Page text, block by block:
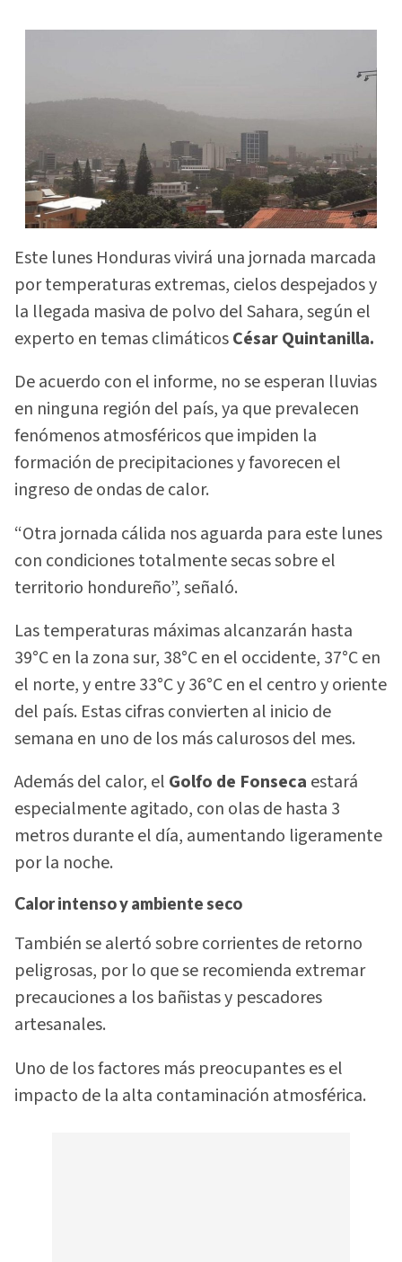
Este lunes Honduras vivirá una jornada marcada
por temperaturas extremas, cielos despejados y
la llegada masiva de polvo del Sahara, según el
experto en temas climáticosCésar Quintanilla.
De acuerdo con el informe, no se esperan lluvias
en ninguna región del país, ya que prevalecen
fenómenos atmosféricos que impiden la
formación de precipitaciones y favorecen el
ingreso de ondas de calor.
“Otra jornada cálida nos aguarda para este lunes
con condiciones totalmente secas sobre el
territorio hondureño”, señaló.
Las temperaturas máximas alcanzarán hasta
39°C en la zona sur, 38°C en el occidente, 37°C en
el norte, y entre 33°C y 36°C en el centro y oriente
del país. Estas cifras convierten al inicio de
semana en uno de los más calurosos del mes.
Además del calor, el Golfo de Fonseca estará
especialmente agitado, con olas de hasta 3
metros durante el día, aumentando ligeramente
por la noche.
Calor intenso y ambiente seco
También se alertó sobre corrientes de retorno
peligrosas, por lo que se recomienda extremar
precauciones a los bañistas y pescadores
artesanales.
Uno de los factores más preocupantes es el
impacto de la alta contaminación atmosférica.